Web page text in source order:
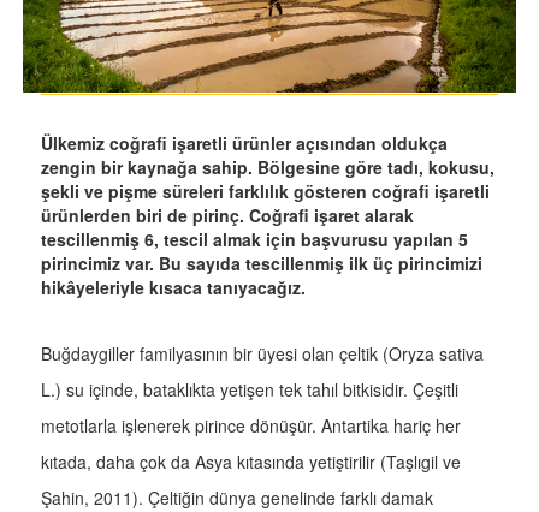
Ülkemiz coğrafi işaretli ürünler açısından oldukça
zengin bir kaynağa sahip. Bölgesine göre tadı, kokusu,
şekli ve pişme süreleri farklılık gösteren coğrafi işaretli
ürünlerden biri de pirinç. Coğrafi işaret alarak
tescillenmiş 6, tescil almak için başvurusu yapılan 5
pirincimiz var. Bu sayıda tescillenmiş ilk üç pirincimizi
hikâyeleriyle kısaca tanıyacağız.
Buğdaygiller familyasının bir üyesi olan çeltik (Oryza sativa
L.) su içinde, bataklıkta yetişen tek tahıl bitkisidir. Çeşitli
metotlarla işlenerek pirince dönüşür. Antartika hariç her
kıtada, daha çok da Asya kıtasında yetiştirilir (Taşlıgil ve
Şahin, 2011). Çeltiğin dünya genelinde farklı damak